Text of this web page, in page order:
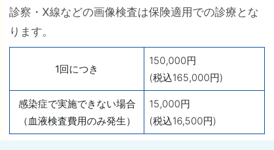
診察・X線などの画像検査は保険適用での診療とな
ります。
1回につき
150,000円
(税込165,000円)
感染症で実施できない場合
（血液検査費用のみ発生）
15,000円
(税込16,500円)